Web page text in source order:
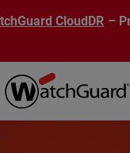
principale
CloudDR –